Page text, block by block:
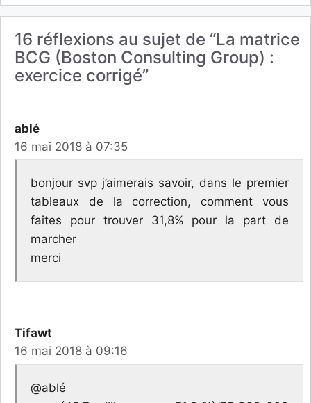
16 réflexions au sujet de “La matrice
BCG (Boston Consulting Group) :
exercice corrigé”
ablé
16 mai 2018 à 07:35
bonjour svp j’aimerais savoir, dans le premier
tableaux de la correction, comment vous
faites pour trouver 31,8% pour la part de
marcher
merci
Tifawt
16 mai 2018 à 09:16
@ablé